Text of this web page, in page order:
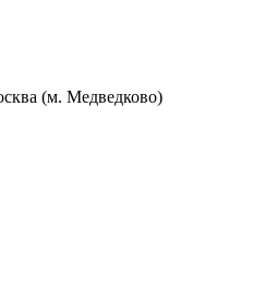
(м. Медведково)